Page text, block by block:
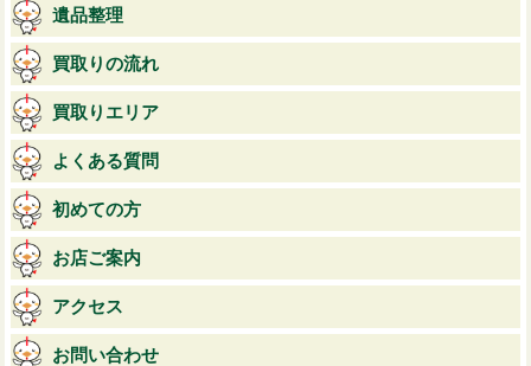
遺品整理
買取りの流れ
買取りエリア
よくある質問
初めての方
お店ご案内
アクセス
お問い合わせ